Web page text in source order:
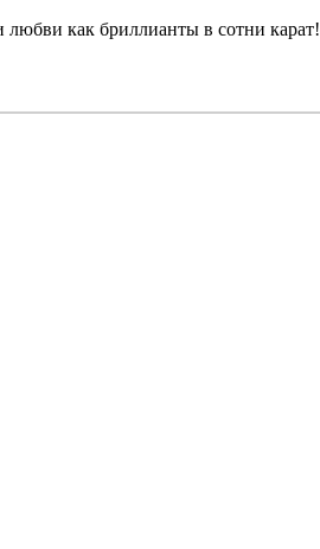
любви как бриллианты в сотни карат!